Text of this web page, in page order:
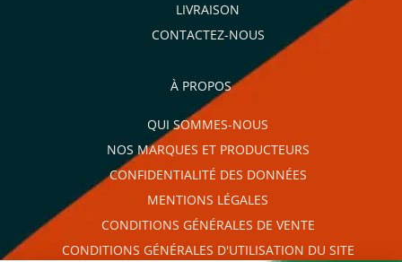
LIVRAISON
CONTACTEZ-NOUS
À PROPOS
QUI SOMMES-NOUS
NOS MARQUES ET PRODUCTEURS
CONFIDENTIALITÉ DES DONNÉES
MENTIONS LÉGALES
CONDITIONS GÉNÉRALES DE VENTE
CONDITIONS GÉNÉRALES D'UTILISATION DU SITE